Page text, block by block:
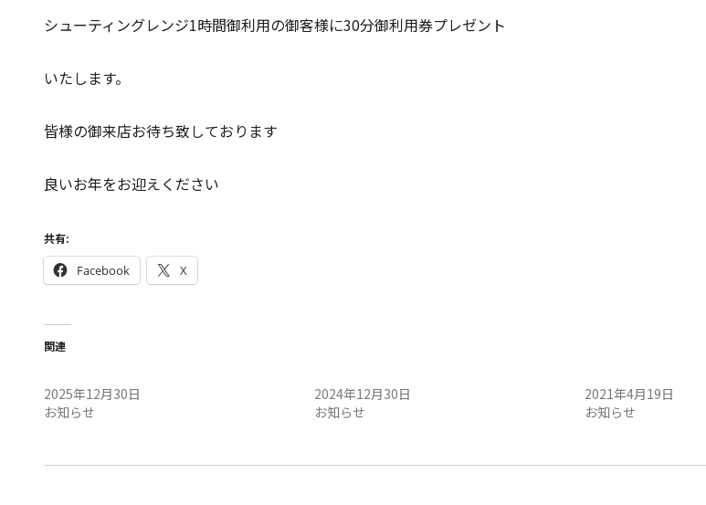
シューティングレンジ1時間御利用の御客様に30分御利用券プレゼント
いたします。
皆様の御来店お待ち致しております
良いお年をお迎えください
共有:
Facebook X
関連
2025年12月30日
お知らせ
2024年12月30日
お知らせ
2021年4月19日
お知らせ